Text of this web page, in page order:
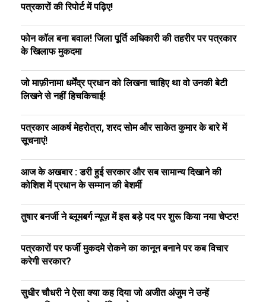
पत्रकारों की रिपोर्ट में पढ़िए!
फोन कॉल बना बवाल! जिला पूर्ति अधिकारी की तहरीर पर पत्रकार
के खिलाफ मुकदमा
जो माफ़ीनामा धर्मेंद्र प्रधान को लिखना चाहिए था वो उनकी बेटी
लिखने से नहीं हिचकिचाई!
पत्रकार आकर्ष मेहरोत्रा, शरद सोम और साकेत कुमार के बारे में
सूचनाएं!
आज के अखबार : डरी हुई सरकार और सब सामान्य दिखाने की
कोशिश में प्रधान के सम्मान की बेशर्मी
तुषार बनर्जी ने ब्लूमबर्ग न्यूज़ में इस बड़े पद पर शुरू किया नया चेप्टर!
पत्रकारों पर फर्जी मुकदमे रोकने का कानून बनाने पर कब विचार
करेगी सरकार?
सुधीर चौधरी ने ऐसा क्या कह दिया जो अजीत अंजुम ने उन्हें